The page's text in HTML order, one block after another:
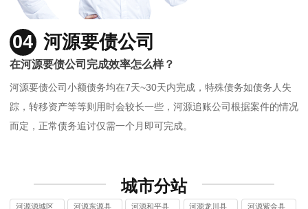
04 河源要债公司
在河源要债公司完成效率怎么样？
河源要债公司小额债务均在7天~30天内完成，特殊债务如债务人失
踪，转移资产等等则用时会较长一些，河源追账公司根据案件的情况
而定，正常债务追讨仅需一个月即可完成。
城市分站
河源源城区
河源东源县
河源和平县
河源龙川县
河源紫金县